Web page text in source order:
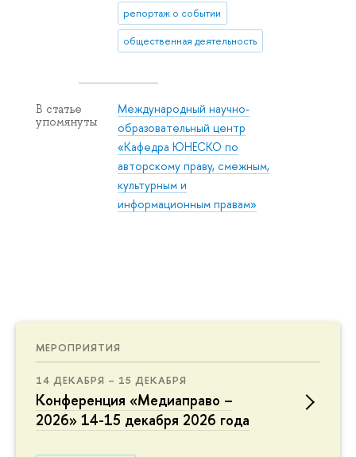
МЕРОПРИЯТИЯ
14 ДЕКАБРЯ – 15 ДЕКАБРЯ
Конференция «Медиаправо –
2026» 14-15 декабря 2026 года
репортаж о событии
общественная деятельность
В статье
упомянуты
Международный научно-
образовательный центр
«Кафедра ЮНЕСКО по
авторскому праву, смежным,
культурным и
информационным правам»